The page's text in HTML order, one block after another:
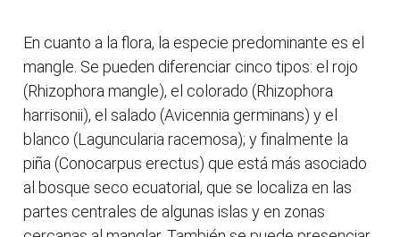
En cuanto a la flora, la especie predominante es el
mangle. Se pueden diferenciar cinco tipos: el rojo
(Rhizophora mangle), el colorado (Rhizophora
harrisonii), el salado (Avicennia germinans) y el
blanco (Laguncularia racemosa); y finalmente la
piña (Conocarpus erectus) que está más asociado
al bosque seco ecuatorial, que se localiza en las
partes centrales de algunas islas y en zonas